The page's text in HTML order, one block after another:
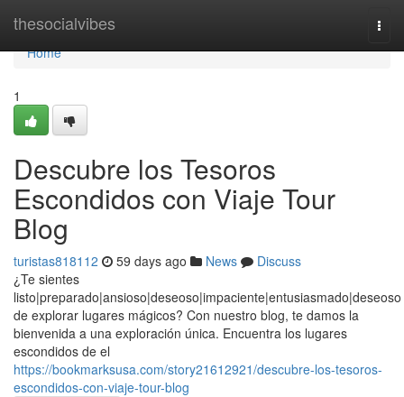
thesocialvibes
Home
Home
1
Descubre los Tesoros
Escondidos con Viaje Tour
Blog
turistas818112 59 days ago News
Discuss
¿Te sientes
listo|preparado|ansioso|deseoso|impaciente|entusiasmado|deseoso
de explorar lugares mágicos? Con nuestro blog, te damos la
bienvenida a una exploración única. Encuentra los lugares
escondidos de el
https://bookmarksusa.com/story21612921/descubre-los-tesoros-
escondidos-con-viaje-tour-blog